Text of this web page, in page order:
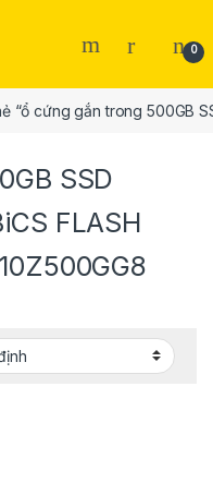
0
“ổ cứng gắn trong 500GB
SSD
FLASH